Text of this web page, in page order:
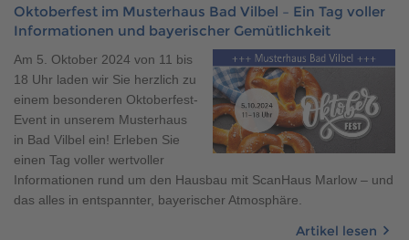
Oktoberfest im Musterhaus Bad Vilbel – Ein Tag voller
Informationen und bayerischer Gemütlichkeit
Am 5. Oktober 2024 von 11 bis
18 Uhr laden wir Sie herzlich zu
einem besonderen Oktoberfest-
Event in unserem Musterhaus
in Bad Vilbel ein! Erleben Sie
einen Tag voller wertvoller
Informationen rund um den Hausbau mit ScanHaus Marlow – und
das alles in entspannter, bayerischer Atmosphäre.
Artikel lesen